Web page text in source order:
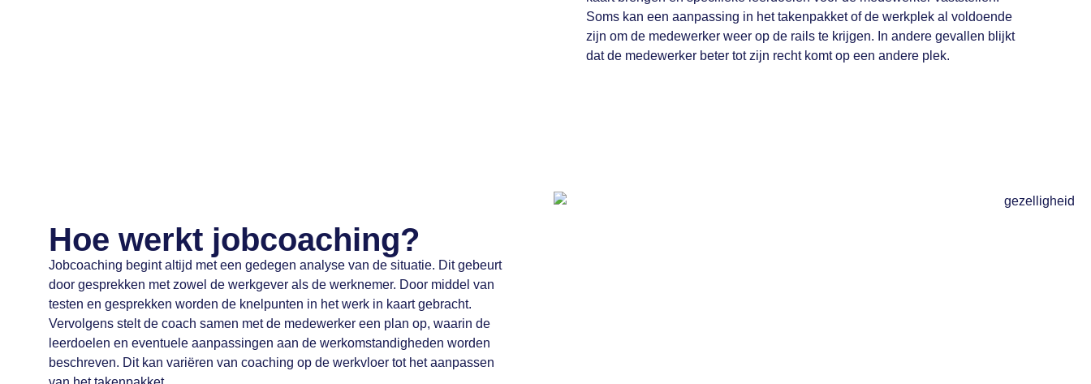
Soms kan een aanpassing in het takenpakket of de werkplek al voldoende
zijn om de medewerker weer op de rails te krijgen. In andere gevallen blijkt
dat de medewerker beter tot zijn recht komt op een andere plek.
Hoe werkt jobcoaching?
Jobcoaching begint altijd met een gedegen analyse van de situatie. Dit gebeurt
door gesprekken met zowel de werkgever als de werknemer. Door middel van
testen en gesprekken worden de knelpunten in het werk in kaart gebracht.
Vervolgens stelt de coach samen met de medewerker een plan op, waarin de
leerdoelen en eventuele aanpassingen aan de werkomstandigheden worden
beschreven. Dit kan variëren van coaching op de werkvloer tot het aanpassen